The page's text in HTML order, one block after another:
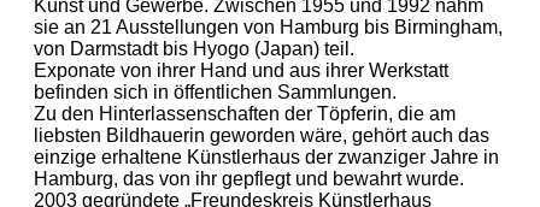
Kunst und Gewerbe. Zwischen 1955 und 1992 nahm
sie an 21 Ausstellungen von Hamburg bis Birmingham,
von Darmstadt bis Hyogo (Japan) teil.
Exponate von ihrer Hand und aus ihrer Werkstatt
befinden sich in öffentlichen Sammlungen.
Zu den Hinterlassenschaften der Töpferin, die am
liebsten Bildhauerin geworden wäre, gehört auch das
einzige erhaltene Künstlerhaus der zwanziger Jahre in
Hamburg, das von ihr gepflegt und bewahrt wurde.
2003 gegründete „Freundeskreis Künstlerhaus